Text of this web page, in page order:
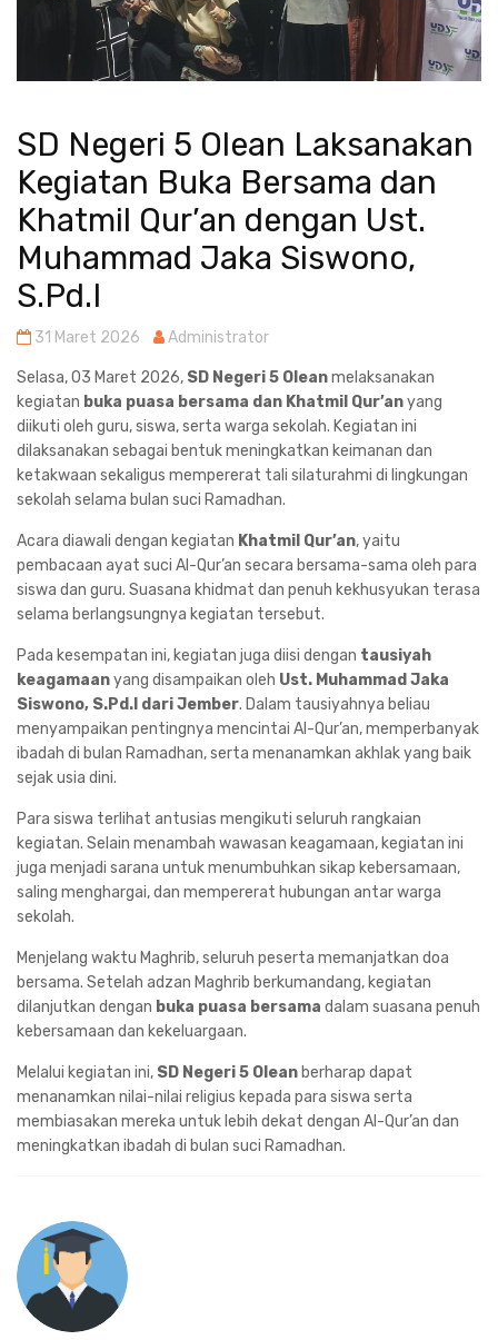
SD Negeri 5 Olean Laksanakan
Kegiatan Buka Bersama dan
Khatmil Qur’an dengan Ust.
Muhammad Jaka Siswono,
S.Pd.I
31 Maret 2026 Administrator
Selasa, 03 Maret 2026, SD Negeri 5 Oleanmelaksanakan
kegiatan buka puasa bersama dan Khatmil Qur’anyang
diikuti oleh guru, siswa, serta warga sekolah. Kegiatan ini
dilaksanakan sebagai bentuk meningkatkan keimanan dan
ketakwaan sekaligus mempererat tali silaturahmi di lingkungan
sekolah selama bulan suci Ramadhan.
Acara diawali dengan kegiatan Khatmil Qur’an, yaitu
pembacaan ayat suci Al-Qur’an secara bersama-sama oleh para
siswa dan guru. Suasana khidmat dan penuh kekhusyukan terasa
selama berlangsungnya kegiatan tersebut.
Pada kesempatan ini, kegiatan juga diisi dengan tausiyah
keagamaanyang disampaikan oleh Ust. Muhammad Jaka
Siswono, S.Pd.I dari Jember. Dalam tausiyahnya beliau
menyampaikan pentingnya mencintai Al-Qur’an, memperbanyak
ibadah di bulan Ramadhan, serta menanamkan akhlak yang baik
sejak usia dini.
Para siswa terlihat antusias mengikuti seluruh rangkaian
kegiatan. Selain menambah wawasan keagamaan, kegiatan ini
juga menjadi sarana untuk menumbuhkan sikap kebersamaan,
saling menghargai, dan mempererat hubungan antar warga
sekolah.
Menjelang waktu Maghrib, seluruh peserta memanjatkan doa
bersama. Setelah adzan Maghrib berkumandang, kegiatan
dilanjutkan dengan buka puasa bersama dalam suasana penuh
kebersamaan dan kekeluargaan.
Melalui kegiatan ini, SD Negeri 5 Olean berharap dapat
menanamkan nilai-nilai religius kepada para siswa serta
membiasakan mereka untuk lebih dekat dengan Al-Qur’an dan
meningkatkan ibadah di bulan suci Ramadhan.